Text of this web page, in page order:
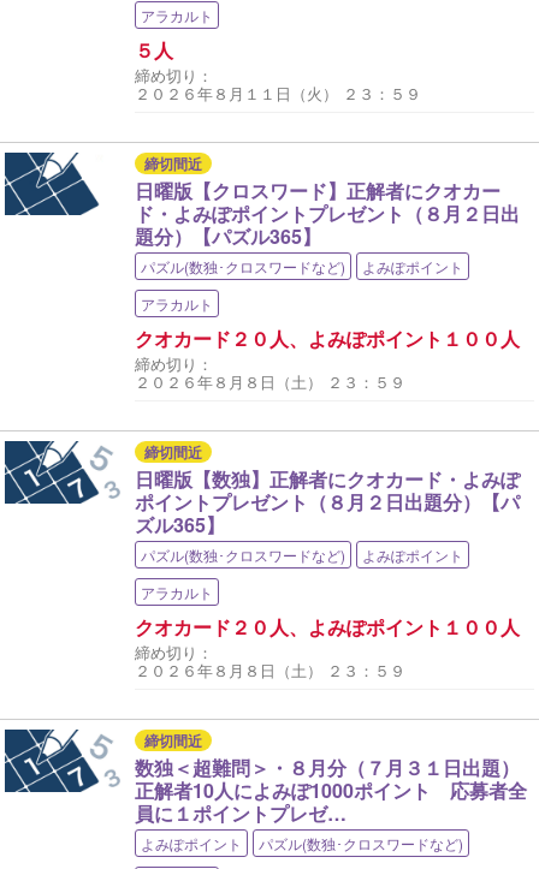
アラカルト
５人
締め切り：
２０２６年８月１１日（火） ２３：５９
締切間近
日曜版【クロスワード】正解者にクオカー
ド・よみぽポイントプレゼント（８月２日出
題分）【パズル365】
パズル(数独･クロスワードなど)
よみぽポイント
アラカルト
クオカード２０人、よみぽポイント１００人
締め切り：
２０２６年８月８日（土） ２３：５９
締切間近
日曜版【数独】正解者にクオカード・よみぽ
ポイントプレゼント（８月２日出題分）【パ
ズル365】
パズル(数独･クロスワードなど)
よみぽポイント
アラカルト
クオカード２０人、よみぽポイント１００人
締め切り：
２０２６年８月８日（土） ２３：５９
締切間近
数独＜超難問＞・８月分（７月３１日出題）
正解者10人によみぽ1000ポイント 応募者全
員に１ポイントプレゼ…
よみぽポイント
パズル(数独･クロスワードなど)